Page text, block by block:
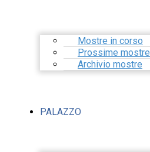
Mostre in corso
Prossime mostre
Archivio mostre
PALAZZO